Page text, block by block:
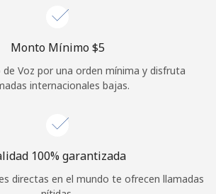
Continuar con
Monto Mínimo ⁦$5⁩
Voz por una orden mínima y disfruta
internacionales bajas.
100% garantizada
directas en el mundo te ofrecen llamadas